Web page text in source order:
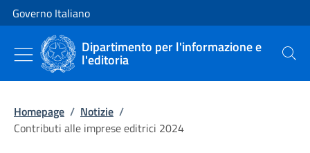
Vai al contenuto
Vai alla navigazione del sito
Governo Italiano
Dipartimento per l'informazione e
l'editoria Cerca
Homepage / Notizie /
Contributi alle imprese editrici 2024